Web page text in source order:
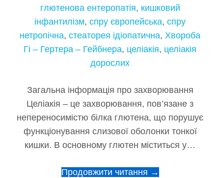
глютенова ентеропатія, кишковий
інфантилізм, спру європейська, спру
нетропічна, стеаторея ідіопатична, Хвороба
Гі – Гертера – Гейбнера, целіакія, целіакія
дорослих
Загальна інформація про захворювання
Целіакія – це захворювання, пов’язане з
непереносимістю білка глютена, що порушує
функціонування слизової оболонки тонкої
кишки. В основному глютен міститься у…
Продовжити читання →